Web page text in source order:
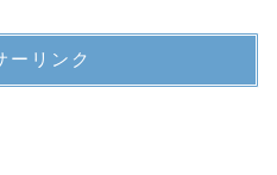
ーリンク